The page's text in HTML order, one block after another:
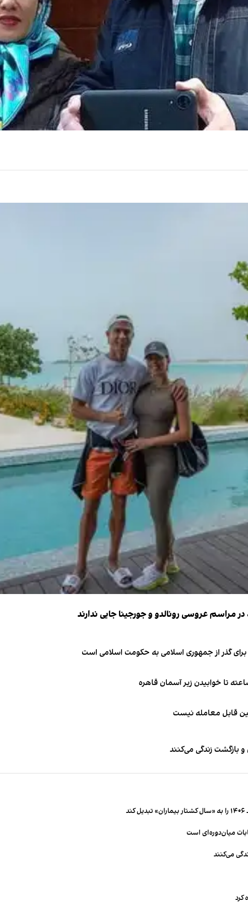
گذر از جمهوری اسلامی به حکومت اسلامی است
قابل معامله نیست
بازگشت زندگی می‌کنند
میان‌دوره‌ای است
می‌کنند
کرد